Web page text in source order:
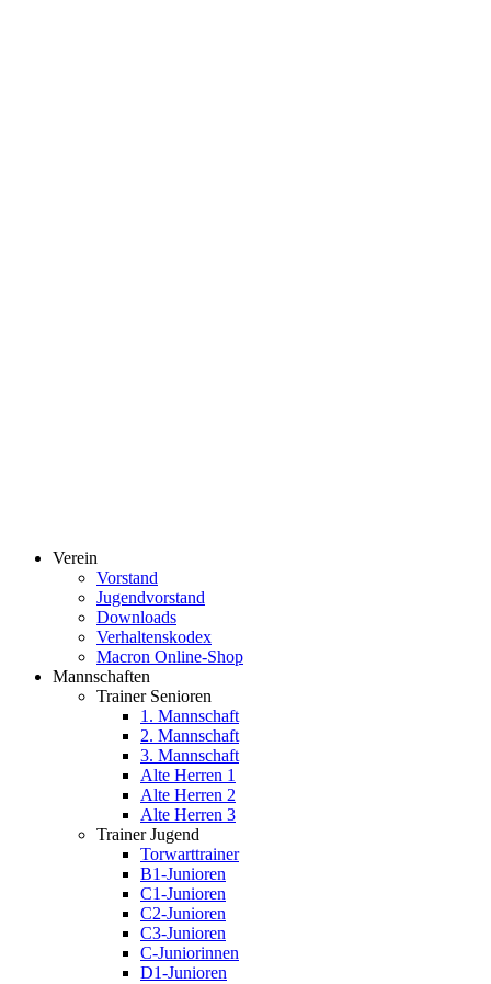
Verein
Vorstand
Jugendvorstand
Downloads
Verhaltenskodex
Macron Online-Shop
Mannschaften
Trainer Senioren
1. Mannschaft
2. Mannschaft
3. Mannschaft
Alte Herren 1
Alte Herren 2
Alte Herren 3
Trainer Jugend
Torwarttrainer
B1-Junioren
C1-Junioren
C2-Junioren
C3-Junioren
C-Juniorinnen
D1-Junioren